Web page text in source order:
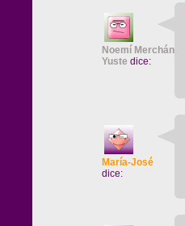
Noemí Merchán
Yuste dice:
María-José
dice: